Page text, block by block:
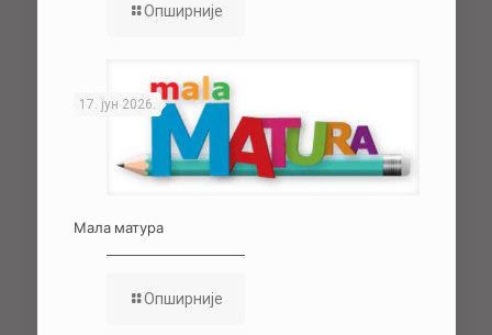
Опширније
17. јун 2026.
Мала матура
Опширније